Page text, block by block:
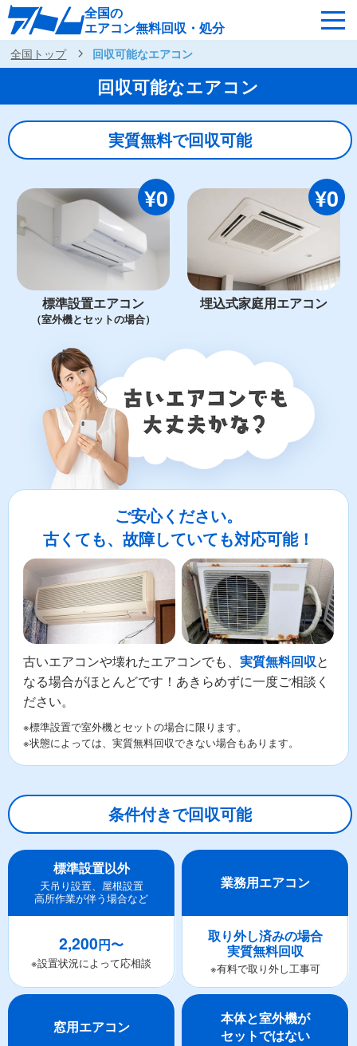
全国の
エアコン無料回収・処分
サービスの特徴 回収可能なエアコン
よくあるご質問 運営会社
全国各地へ無料出張
最短即日 お急ぎの方はこちら
050-5482-9461
LINEやメールでカンタン依頼
メールで回収依頼 LINEで回収依頼
全国トップ 回収可能なエアコン
回収可能なエアコン
実質無料で回収可能
¥0
標準設置エアコン
（室外機とセットの場合）
¥0
埋込式家庭用エアコン
ご安心ください。
古くても、故障していても対応可能！
古いエアコンや壊れたエアコンでも、 実質無料回収と
なる場合がほとんどです！あきらめずに一度ご相談く
ださい。
※標準設置で室外機とセットの場合に限ります。
※状態によっては、実質無料回収できない場合もあります。
条件付きで回収可能
標準設置以外
天吊り設置、屋根設置
高所作業が伴う場合など
2,200円〜
※設置状況によって応相談
業務用エアコン
取り外し済みの場合
実質無料回収
※有料で取り外し工事可
窓用エアコン
本体と室外機が
セットではない